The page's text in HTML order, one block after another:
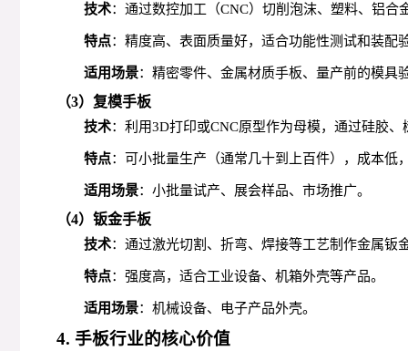
技术：通过数控加工（CNC）切削泡沫、塑料、铝合
特点：精度高、表面质量好，适合功能性测试和装配
适用场景：精密零件、金属材质手板、量产前的模具
（3）复模手板
技术：利用3D打印或CNC原型作为母模，通过硅胶
特点：可小批量生产（通常几十到上百件），成本低
适用场景：小批量试产、展会样品、市场推广。
（4）钣金手板
技术：通过激光切割、折弯、焊接等工艺制作金属钣
特点：强度高，适合工业设备、机箱外壳等产品。
适用场景：机械设备、电子产品外壳。
4. 手板行业的核心价值